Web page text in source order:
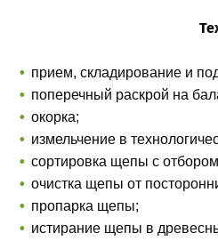
прием, складирование и
поперечный раскрой на
окорка;
измельчение в
сортировка щепы с
очистка щепы от
пропарка щепы;
истирание щепы в